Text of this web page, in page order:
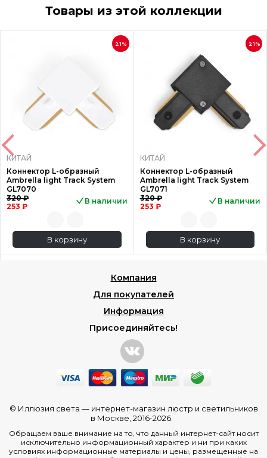
Товары из этой коллекции
21%
КИТАЙ
Коннектор L-образный
Ambrella light Track System
GL7070
320 ₽
253 ₽
В наличии
В корзину
21%
КИТАЙ
Коннектор L-образный
Ambrella light Track System
GL7071
320 ₽
253 ₽
В наличии
В корзину
Компания
Для покупателей
Информация
Присоединяйтесь!
© Иллюзия света — интернет-магазин люстр и светильников
в Москве , 2016-2026.
Обращаем ваше внимание на то, что данный интернет-сайт носит
исключительно информационный характер и ни при каких
условиях информационные материалы и цены, размещенные на